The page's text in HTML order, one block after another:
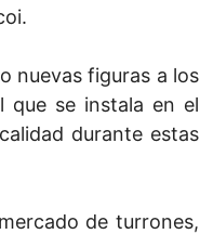
nuevas figuras a los
que se instala en el
durante estas
de turrones,